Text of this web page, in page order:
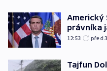
Americký
právníka
12:53 před
Tajfun